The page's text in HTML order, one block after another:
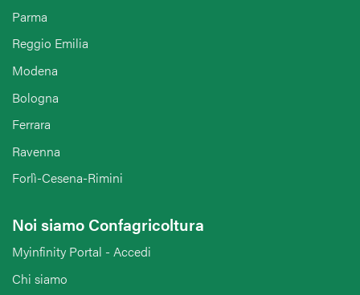
Parma
Reggio Emilia
Modena
Bologna
Ferrara
Ravenna
Forlì-Cesena-Rimini
Noi siamo Confagricoltura
Myinfinity Portal - Accedi
Chi siamo